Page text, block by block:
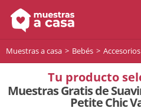
Muestras a casa Bebés Accesorios para bebés
Tu producto
Muestras Gratis de
Petite Chic